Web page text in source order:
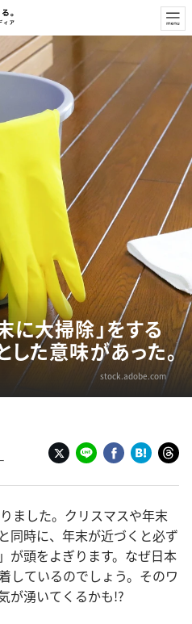
に大掃除」をする
した意味があった。
stock.adobe.com
ました。クリスマスや年末
同時に、年末が近づくと必ず
が頭をよぎります。なぜ日本
しているのでしょう。そのワ
が湧いてくるかも!?